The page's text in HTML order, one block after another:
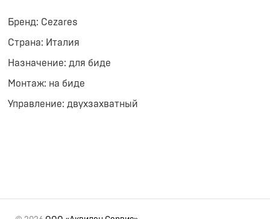
Бренд: Cezares
Страна: Италия
Назначение: для биде
Монтаж: на биде
Управление: двухзахватный